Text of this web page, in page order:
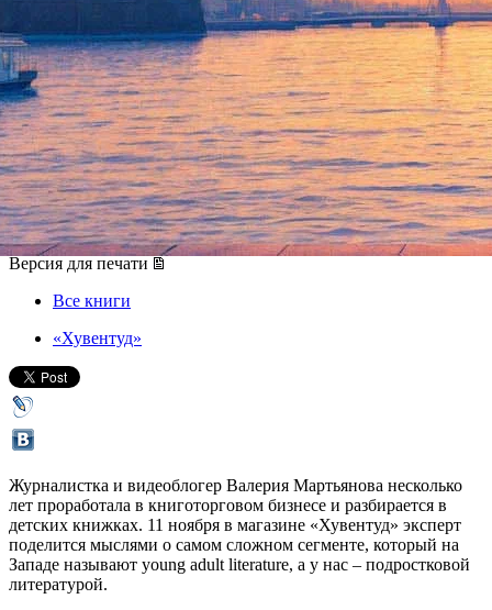
Подростковую литературу
обсудят в независимом
книжном
11 ноября 2015, среда,19.00
Версия для печати
Все книги
«Хувентуд»
Журналистка и видеоблогер Валерия Мартьянова несколько
лет проработала в книготорговом бизнесе и разбирается в
детских книжках. 11 ноября в магазине «Хувентуд» эксперт
поделится мыслями о самом сложном сегменте, который на
Западе называют young adult literature, а у нас – подростковой
литературой.